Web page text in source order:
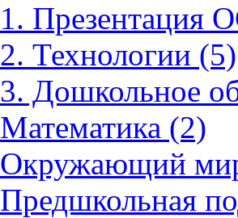
1. Презентация
2. Технологии (5)
3. Дошкольное
Математика (2)
Окружающий
Предшкольная